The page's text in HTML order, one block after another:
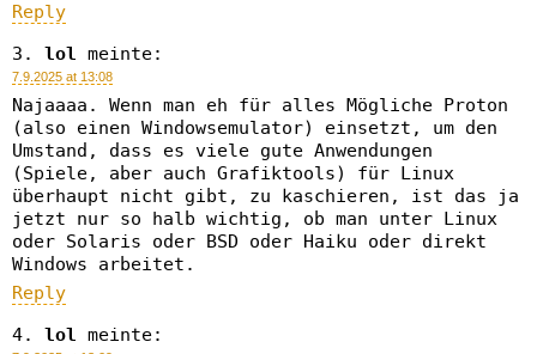
Reply
lol meinte:
7.9.2025 at 13:08
Najaaaa. Wenn man eh für alles Mögliche Proton
(also einen Windowsemulator) einsetzt, um den
Umstand, dass es viele gute Anwendungen
(Spiele, aber auch Grafiktools) für Linux
überhaupt nicht gibt, zu kaschieren, ist das ja
jetzt nur so halb wichtig, ob man unter Linux
oder Solaris oder BSD oder Haiku oder direkt
Windows arbeitet.
Reply
lol meinte: